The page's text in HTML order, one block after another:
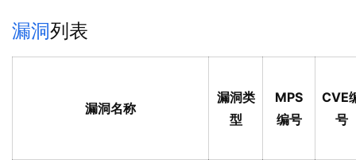
漏洞列表
漏洞名称
漏洞类
型
MPS
编号
CVE
号